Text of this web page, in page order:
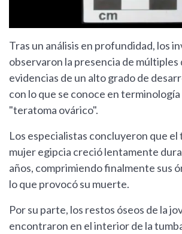
Tras un análisis en profundidad, los
observaron la presencia de múltiples
evidencias de un alto grado de
con lo que se conoce en
"teratoma ovárico".
Los especialistas concluyeron que el
mujer egipcia creció lentamente
años, comprimiendo finalmente sus
lo que provocó su muerte.
Por su parte, los restos óseos de la
encontraron en el interior de la